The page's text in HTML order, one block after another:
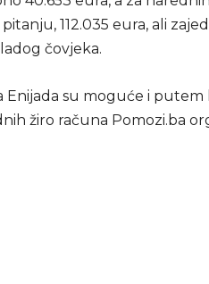
112.035 eura, ali
čovjeka.
Enijada su moguće i putem
žiro računa Pomozi.ba